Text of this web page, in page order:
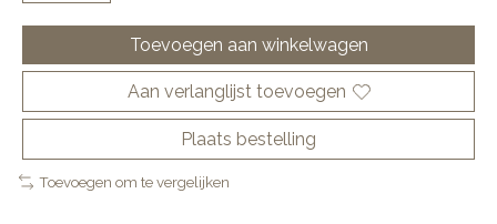
Toevoegen aan winkelwagen
Aan verlanglijst toevoegen
Plaats bestelling
Toevoegen om te vergelijken